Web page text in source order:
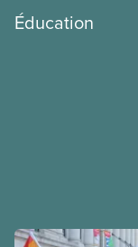
Éducation